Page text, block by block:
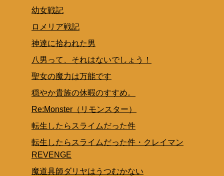
幼女戦記
ロメリア戦記
神達に拾われた男
八男って、それはないでしょう！
聖女の魔力は万能です
穏やか貴族の休暇のすすめ。
Re:Monster（リモンスター）
転生したらスライムだった件
転生したらスライムだった件・クレイマン
REVENGE
魔道具師ダリヤはうつむかない